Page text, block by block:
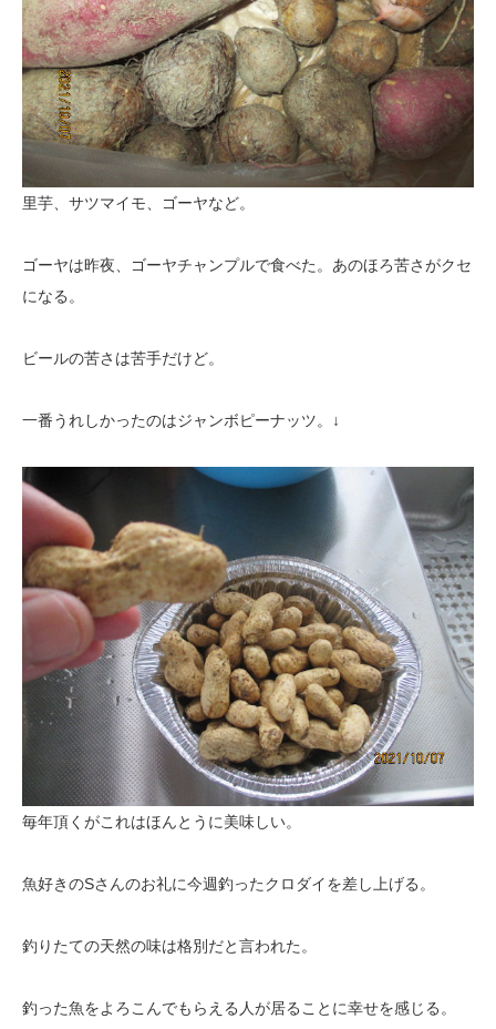
里芋、サツマイモ、ゴーヤなど。
ゴーヤは昨夜、ゴーヤチャンプルで食べた。あのほろ苦さがクセ
になる。
ビールの苦さは苦手だけど。
一番うれしかったのはジャンボピーナッツ。↓
毎年頂くがこれはほんとうに美味しい。
魚好きのSさんのお礼に今週釣ったクロダイを差し上げる。
釣りたての天然の味は格別だと言われた。
釣った魚をよろこんでもらえる人が居ることに幸せを感じる。